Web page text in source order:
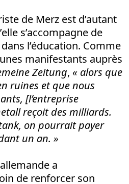
de Merz est d’autant
s’accompagne de
l’éducation. Comme
manifestants auprès
Zeitung, « alors que
ruines et que nous
[l’entreprise
reçoit des milliards.
on pourrait payer
un an. »
a
de renforcer son